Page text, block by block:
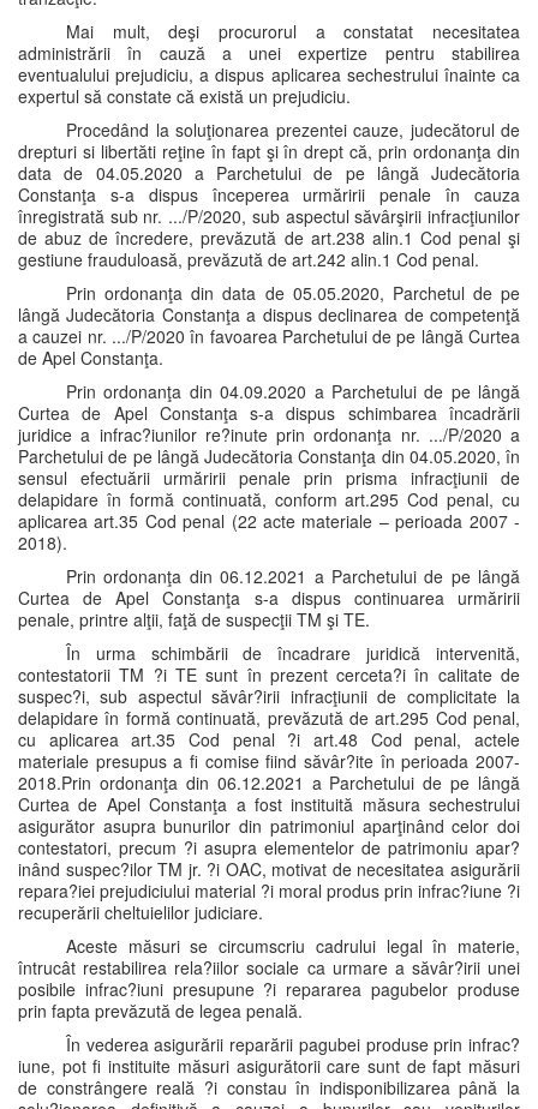
Mai mult, deşi procurorul a constatat necesitatea
administrării în cauză a unei expertize pentru stabilirea
eventualului prejudiciu, a dispus aplicarea sechestrului înainte ca
expertul să constate că există un prejudiciu.
Procedând la soluţionarea prezentei cauze, judecătorul de
drepturi si libertăti reţine în fapt şi în drept că, prin ordonanţa din
data de 04.05.2020 a Parchetului de pe lângă Judecătoria
Constanţa s-a dispus începerea urmăririi penale în cauza
înregistrată sub nr. .../P/2020, sub aspectul săvârşirii infracţiunilor
de abuz de încredere, prevăzută de art.238 alin.1 Cod penal şi
gestiune frauduloasă, prevăzută de art.242 alin.1 Cod penal.
Prin ordonanţa din data de 05.05.2020, Parchetul de pe
lângă Judecătoria Constanţa a dispus declinarea de competenţă
a cauzei nr. .../P/2020 în favoarea Parchetului de pe lângă Curtea
de Apel Constanţa.
Prin ordonanţa din 04.09.2020 a Parchetului de pe lângă
Curtea de Apel Constanţa s-a dispus schimbarea încadrării
juridice a infrac?iunilor re?inute prin ordonanţa nr. .../P/2020 a
Parchetului de pe lângă Judecătoria Constanţa din 04.05.2020, în
sensul efectuării urmăririi penale prin prisma infracţiunii de
delapidare în formă continuată, conform art.295 Cod penal, cu
aplicarea art.35 Cod penal (22 acte materiale – perioada 2007 -
2018).
Prin ordonanţa din 06.12.2021 a Parchetului de pe lângă
Curtea de Apel Constanţa s-a dispus continuarea urmăririi
penale, printre alţii, faţă de suspecţii TM şi TE.
În urma schimbării de încadrare juridică intervenită,
contestatorii TM ?i TE sunt în prezent cerceta?i în calitate de
suspec?i, sub aspectul săvâr?irii infracţiunii de complicitate la
delapidare în formă continuată, prevăzută de art.295 Cod penal,
cu aplicarea art.35 Cod penal ?i art.48 Cod penal, actele
materiale presupus a fi comise fiind săvâr?ite în perioada 2007-
2018.Prin ordonanţa din 06.12.2021 a Parchetului de pe lângă
Curtea de Apel Constanţa a fost instituită măsura sechestrului
asigurător asupra bunurilor din patrimoniul aparţinând celor doi
contestatori, precum ?i asupra elementelor de patrimoniu apar?
inând suspec?ilor TM jr. ?i OAC, motivat de necesitatea asigurării
repara?iei prejudiciului material ?i moral produs prin infrac?iune ?i
recuperării cheltuielilor judiciare.
Aceste măsuri se circumscriu cadrului legal în materie,
întrucât restabilirea rela?iilor sociale ca urmare a săvâr?irii unei
posibile infrac?iuni presupune ?i repararea pagubelor produse
prin fapta prevăzută de legea penală.
În vederea asigurării reparării pagubei produse prin infrac?
iune, pot fi instituite măsuri asigurătorii care sunt de fapt măsuri
de constrângere reală ?i constau în indisponibilizarea până la